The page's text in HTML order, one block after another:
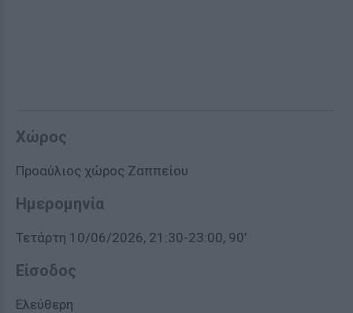
Χώρος
Προαύλιος χώρος Ζαππείου
Ημερομηνία
Τετάρτη 10/06/2026, 21:30-23:00, 90’
Είσοδος
Ελεύθερη